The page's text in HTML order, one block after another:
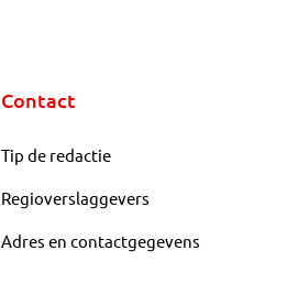
Contact
Tip de redactie
Regioverslaggevers
Adres en contactgegevens